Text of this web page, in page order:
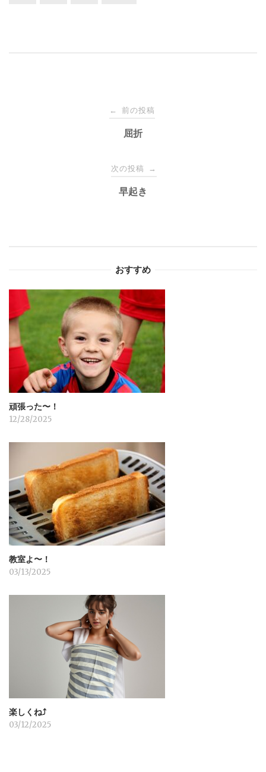
シ
ョ
ン
← 前の投稿
屈折
次の投稿 →
早起き
おすすめ
頑張った〜！
12/28/2025
教室よ〜！
03/13/2025
楽しくね⤴︎
03/12/2025